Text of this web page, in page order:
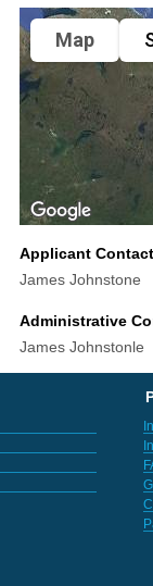
Map
Applicant
James Johnstone
Administrative
James Johnstonle